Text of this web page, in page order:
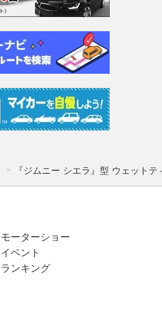
『ジムニー シエラ』型 ウェット
モーターショー
イベント
ランキング